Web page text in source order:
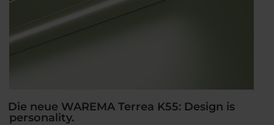
Die neue WAREMA Terrea K55: Design is
personality.